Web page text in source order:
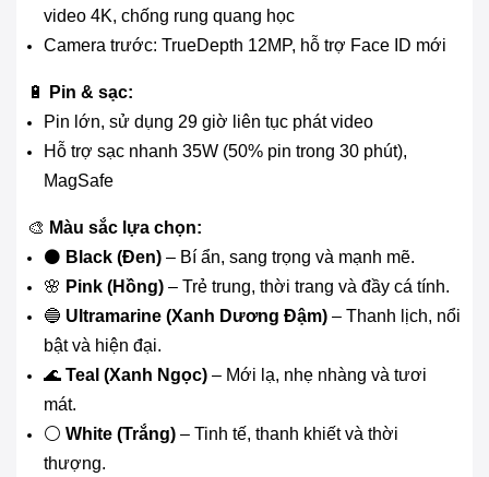
video 4K, chống rung quang học
Camera trước: TrueDepth 12MP, hỗ trợ Face ID mới
🔋
Pin & sạc:
Pin lớn, sử dụng 29 giờ liên tục phát video
Hỗ trợ sạc nhanh 35W (50% pin trong 30 phút),
MagSafe
🎨 Màu sắc lựa chọn:
⚫ Black (Đen) – Bí ẩn, sang trọng và mạnh mẽ.
🌸 Pink (Hồng) – Trẻ trung, thời trang và đầy cá tính.
🔵 Ultramarine (Xanh Dương Đậm) – Thanh lịch, nổi
bật và hiện đại.
🌊 Teal (Xanh Ngọc) – Mới lạ, nhẹ nhàng và tươi
mát.
⚪ White (Trắng) – Tinh tế, thanh khiết và thời
thượng.